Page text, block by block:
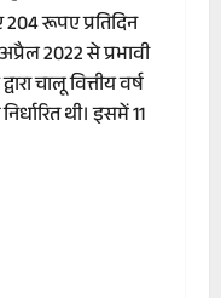
रूपए प्रतिदिन
2022 से प्रभावी
चालू वित्तीय वर्ष
थी। इसमें 11